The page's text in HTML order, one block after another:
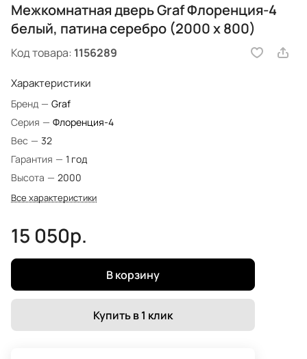
Межкомнатная дверь Graf Флоренция-4
белый, патина серебро (2000 х 800)
Код товара: 1156289
Характеристики
Бренд — Graf
Серия — Флоренция-4
Вес — 32
Гарантия — 1 год
Высота — 2000
Все характеристики
15 050р.
В корзину
Купить в 1 клик